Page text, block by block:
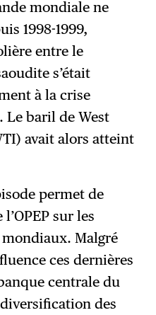
mondiale ne
1998-1999,
entre le
s’était
à la crise
. Le baril de West
avait alors atteint
permet de
sur les
Malgré
ces dernières
centrale du
des